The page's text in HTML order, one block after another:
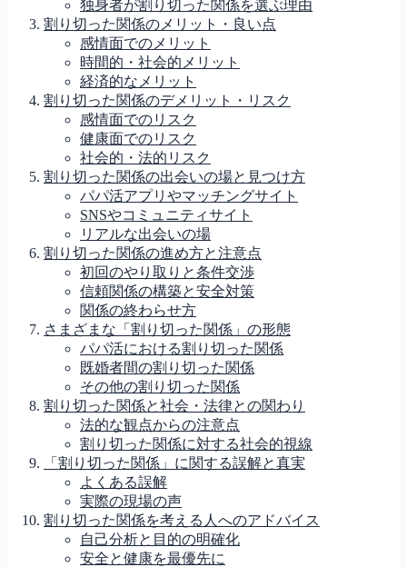
独身者が割り切った関係を選ぶ理由
割り切った関係のメリット・良い点
感情面でのメリット
時間的・社会的メリット
経済的なメリット
割り切った関係のデメリット・リスク
感情面でのリスク
健康面でのリスク
社会的・法的リスク
割り切った関係の出会いの場と見つけ方
パパ活アプリやマッチングサイト
SNSやコミュニティサイト
リアルな出会いの場
割り切った関係の進め方と注意点
初回のやり取りと条件交渉
信頼関係の構築と安全対策
関係の終わらせ方
さまざまな「割り切った関係」の形態
パパ活における割り切った関係
既婚者間の割り切った関係
その他の割り切った関係
割り切った関係と社会・法律との関わり
法的な観点からの注意点
割り切った関係に対する社会的視線
「割り切った関係」に関する誤解と真実
よくある誤解
実際の現場の声
割り切った関係を考える人へのアドバイス
自己分析と目的の明確化
安全と健康を最優先に